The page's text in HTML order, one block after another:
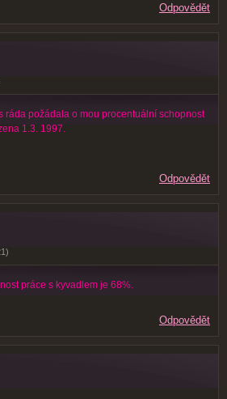
Odpovědět
ráda požádala o mou procentuální schopnost
1.3. 1997.
Odpovědět
)
práce s kyvadlem je 68%.
Odpovědět